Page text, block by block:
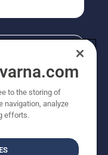
to the storing of
navigation, analyze
efforts.